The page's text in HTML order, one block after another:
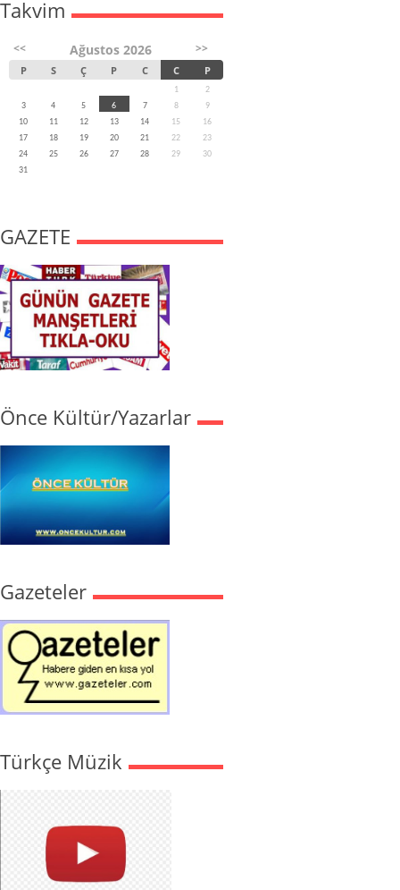
Takvim
<< Ağustos 2026 >>
P S Ç P C C P
1
2
3
4 5 6 7 8
9
10
11 12 13 14 15
16
17
18 19 20 21 22
23
24
25 26 27 28 29
30
31
GAZETE
Önce Kültür/Yazarlar
Gazeteler
Türkçe Müzik